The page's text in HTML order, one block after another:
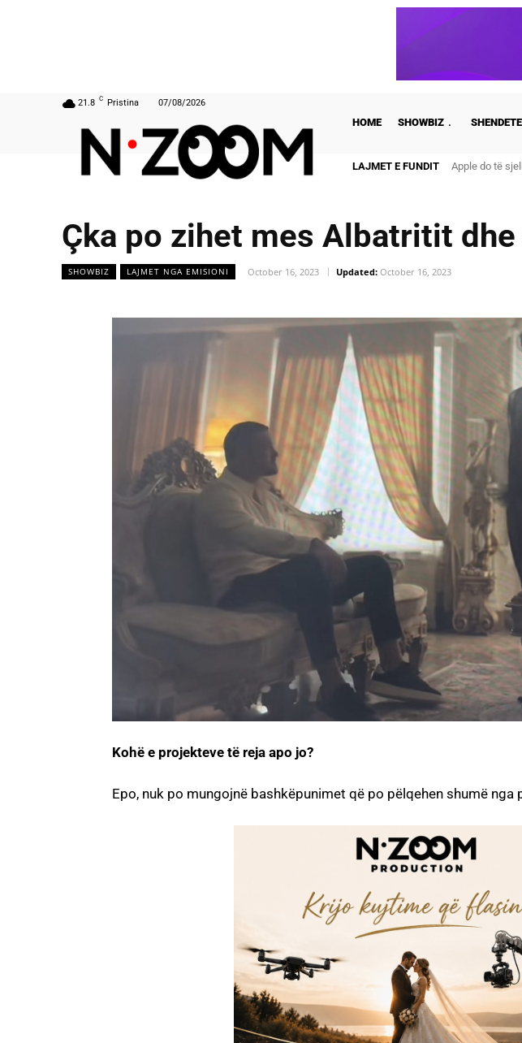
21.8 C Pristina 07/08/2026
HOME SHOWBIZ
LAJMET E FUNDIT Cristiano
Çka po zihet mes Albatritit
SHOWBIZ LAJMET NGA EMISIONI October 16, 2023 Updated: October 16, 2023
Kohë e projekteve të reja apo jo?
Epo, nuk po mungojnë bashkëpunimet që po pëlqehen shumë nga